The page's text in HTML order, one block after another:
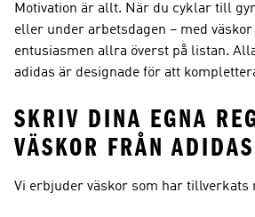
Motivation är allt. När du cyklar till
eller under arbetsdagen – med
entusiasmen allra överst på listan.
adidas är designade för att
SKRIV DINA EGNA
VÄSKOR FRÅN ADIDAS
Vi erbjuder väskor som har tillverkats